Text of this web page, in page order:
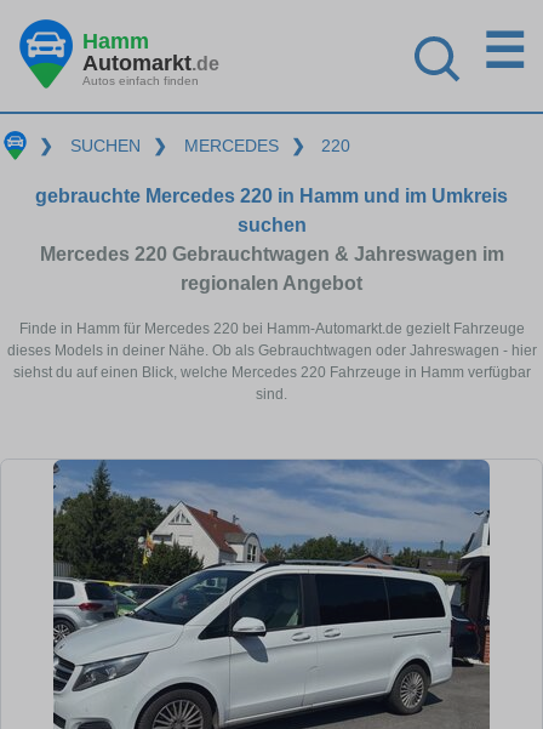
Hamm
Automarkt.de
Autos einfach finden
☰
❯ SUCHEN ❯ MERCEDES ❯ 220
gebrauchte Mercedes 220 in Hamm und im Umkreis
suchen
Mercedes 220 Gebrauchtwagen & Jahreswagen im
regionalen Angebot
Finde in Hamm für Mercedes 220 bei Hamm-Automarkt.de gezielt Fahrzeuge
dieses Models in deiner Nähe. Ob als Gebrauchtwagen oder Jahreswagen - hier
siehst du auf einen Blick, welche Mercedes 220 Fahrzeuge in Hamm verfügbar
sind.